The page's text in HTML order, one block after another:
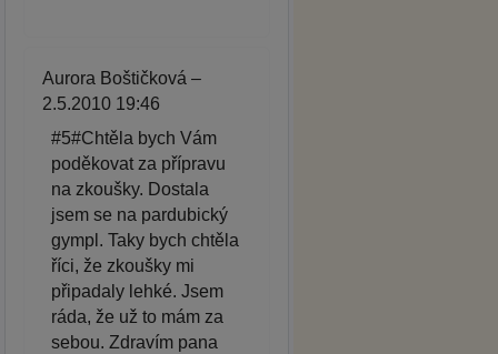
Aurora Boštičková –
2.5.2010 19:46
#5#Chtěla bych Vám
poděkovat za přípravu
na zkoušky. Dostala
jsem se na pardubický
gympl. Taky bych chtěla
říci, že zkoušky mi
připadaly lehké. Jsem
ráda, že už to mám za
sebou. Zdravím pana